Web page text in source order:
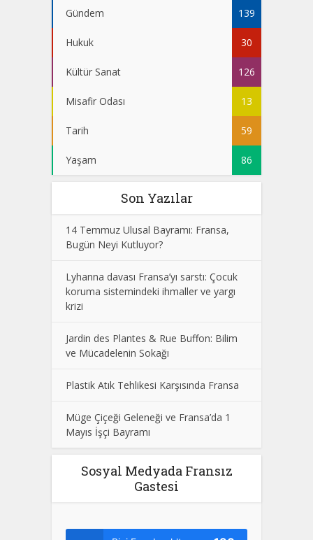
Gündem 139
Hukuk 30
Kültür Sanat 126
Misafir Odası 13
Tarih 59
Yaşam 86
Son Yazılar
14 Temmuz Ulusal Bayramı: Fransa,
Bugün Neyi Kutluyor?
Lyhanna davası Fransa’yı sarstı: Çocuk
koruma sistemindeki ihmaller ve yargı
krizi
Jardin des Plantes & Rue Buffon: Bilim
ve Mücadelenin Sokağı
Plastik Atık Tehlikesi Karşısında Fransa
Müge Çiçeği Geleneği ve Fransa’da 1
Mayıs İşçi Bayramı
Sosyal Medyada Fransız
Gastesi